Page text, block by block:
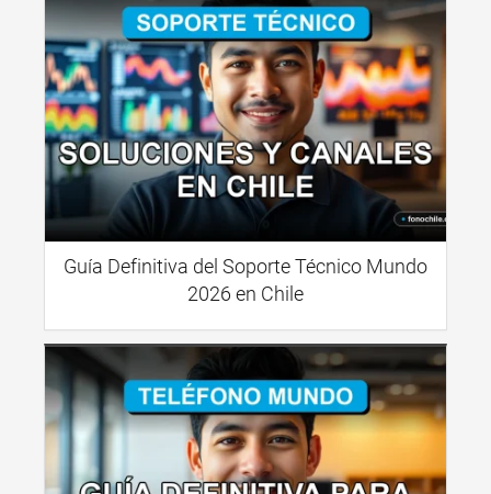
Guía Definitiva del Soporte Técnico Mundo
2026 en Chile